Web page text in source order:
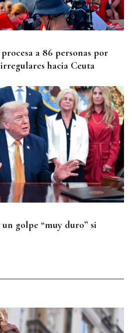
a 86 personas por
hacia Ceuta
golpe “muy duro” si